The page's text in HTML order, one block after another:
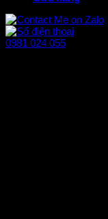
0981 024 055